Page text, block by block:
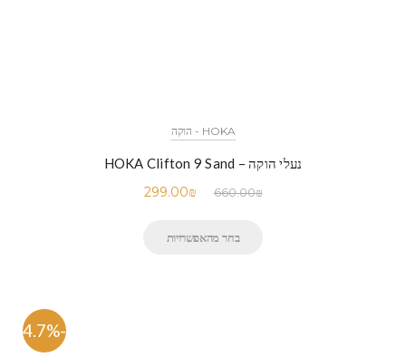
HOKA - הוקה
נעלי הוקה – HOKA Clifton 9 Sand
660.00₪
299.00₪
בחר מהאפשרויות
-54.7%